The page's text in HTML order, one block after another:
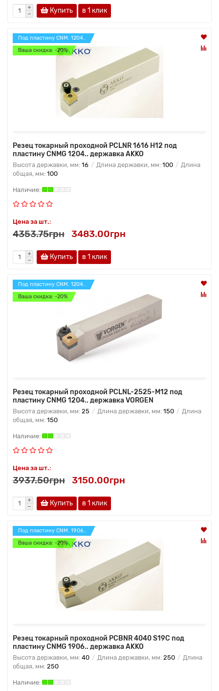
Купить в 1 клик
Под пластину CNM. 1204..
Ваша скидка: -20%
Резец токарный проходной PCLNR 1616 H12 под
пластину CNMG 1204.. державка AKKO
Высота державки, мм: 16 Длина державки, мм: 100
Длина
общая, мм: 100
Цена за шт.:
4353.75грн 3483.00грн
Купить в 1 клик
Под пластину CNM. 1204..
Ваша скидка: -20%
Резец токарный проходной PCLNL-2525-M12 под
пластину CNMG 1204.. державка VORGEN
Высота державки, мм: 25 Длина державки, мм: 150
Длина
общая, мм: 150
Цена за шт.:
3937.50грн 3150.00грн
Купить в 1 клик
Под пластину CNM. 1906..
Ваша скидка: -20%
Резец токарный проходной PCBNR 4040 S19C под
пластину CNMG 1906.. державка AKKO
Высота державки, мм: 40 Длина державки, мм: 250
Длина
общая, мм: 250